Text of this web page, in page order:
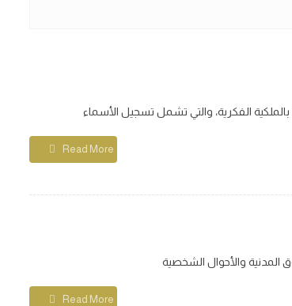
Read More
Read More